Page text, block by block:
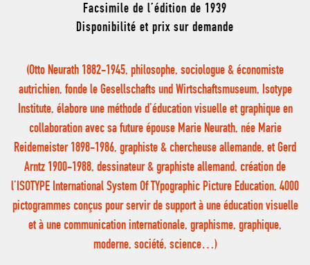
Facsimile de l’édition de 1939
Disponibilité et prix sur demande
(Otto Neurath 1882-1945, philosophe, sociologue & économiste
autrichien, fonde le Gesellschafts und Wirtschaftsmuseum, Isotype
Institute, élabore une méthode d’éducation visuelle et graphique en
collaboration avec sa future épouse Marie Neurath, née Marie
Reidemeister 1898-1986, graphiste & chercheuse allemande, et Gerd
Arntz 1900-1988, dessinateur & graphiste allemand, création de
l’ISOTYPE International System Of TYpographic Picture Education, 4000
pictogrammes conçus pour servir de support à une éducation visuelle
et à une communication internationale, graphisme, graphique,
moderne, société, science…)